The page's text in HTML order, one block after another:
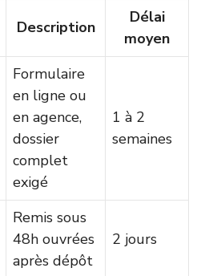
Description
Délai
moyen
Formulaire
en ligne ou
en agence,
dossier
complet
exigé
1 à 2
semaines
Remis sous
48h ouvrées
après dépôt
2 jours